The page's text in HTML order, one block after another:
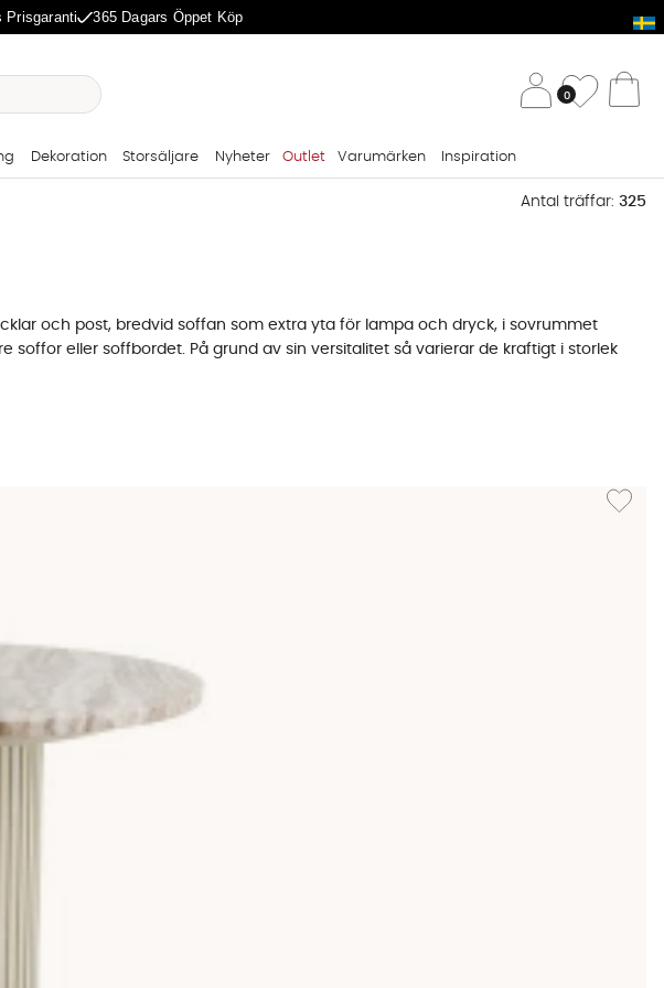
Prisgaranti 365 Dagars Öppet Köp
0
Dekoration Storsäljare Nyheter Outlet Varumärken Inspiration
Antal träffar: 325
och post, bredvid soffan som extra yta för lampa och dryck, i sovrummet
soffor eller soffbordet. På grund av sin versitalitet så varierar de kraftigt i storlek
på det.
på dess placering. I hallen behöver du ett sidobord som tål att mötas av våta
bredvid en låg soffa eller fåtölj men fungerar även som
madrass om du använder det längs väggen i sovrummet. För den som vill
Lägg till